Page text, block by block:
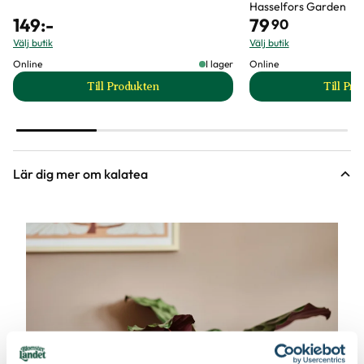
149:-
Välj butik
Online
I lager
Till Produkten
till Nematoder Nemablom produktsida
Hasselfors Garden
7990
Välj butik
Online
Till
Lär dig mer om kalatea